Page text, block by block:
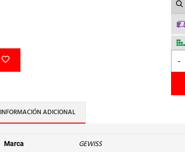
-
INFORMACIÓN ADICIONAL
Marca GEWISS